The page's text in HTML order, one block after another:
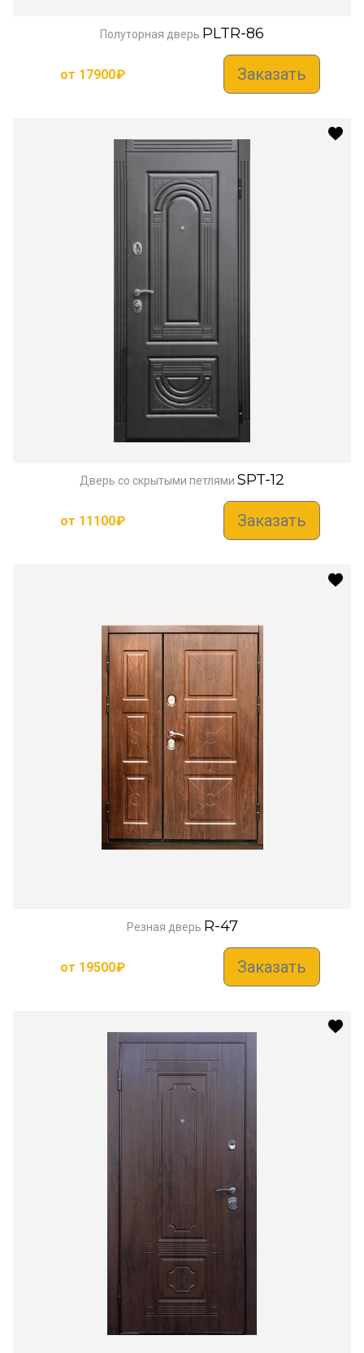
Полуторная дверь PLTR-86
от 17900₽ Заказать
Дверь со скрытыми петлями SPT-12
от 11100₽ Заказать
Резная дверь R-47
от 19500₽ Заказать